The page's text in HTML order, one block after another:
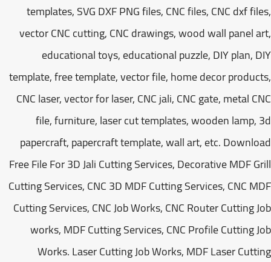
templates, SVG DXF PNG files, CNC files, CNC dxf
vector CNC cutting, CNC drawings, wood wall panel
educational toys, educational puzzle, DIY plan,
template, free template, vector file, home decor
CNC laser, vector for laser, CNC jali, CNC gate, metal
file, furniture, laser cut templates, wooden
papercraft, papercraft template, wall art, etc.
Free File For 3D Jali Cutting Services, Decorative MDF
Cutting Services, CNC 3D MDF Cutting Services, CNC
Cutting Services, CNC Job Works, CNC Router Cutting
works, MDF Cutting Services, CNC Profile Cutting
Works. Laser Cutting Job Works, MDF Laser